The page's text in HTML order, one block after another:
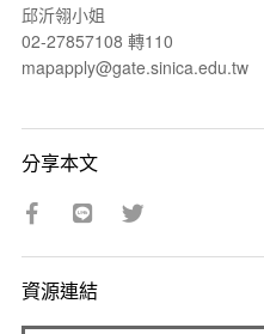
邱沂翎小姐
02-27857108 轉110
mapapply@gate.sinica.edu.tw
分享本文
資源連結